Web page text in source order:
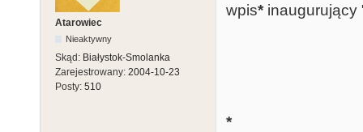
Atarowiec
Nieaktywny
Skąd: Białystok-Smolanka
Zarejestrowany: 2004-10-23
Posty: 510
wpis*inaugurujący
*